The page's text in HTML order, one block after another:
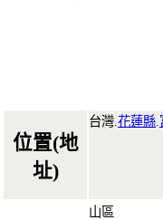
位置(地
址)
台灣. 花蓮縣
山區